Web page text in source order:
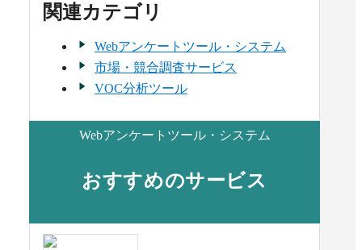
関連カテゴリ
Webアンケートツール・システム
市場・競合調査サービス
VOC分析ツール
Webアンケートツール・システム
おすすめのサービス